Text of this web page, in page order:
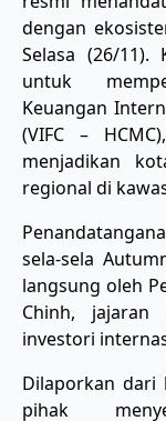
dengan
Selasa (26/
untuk
Keuangan
(VIFC –
menjadikan
regional di
sela-sela
langsung oleh
Chinh, jajaran
investori
​Dilaporkan dari
pihak